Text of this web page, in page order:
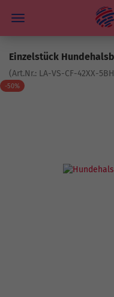
Einzelstück
(Art.Nr.: LA-VS-CF-42XX-
-50%